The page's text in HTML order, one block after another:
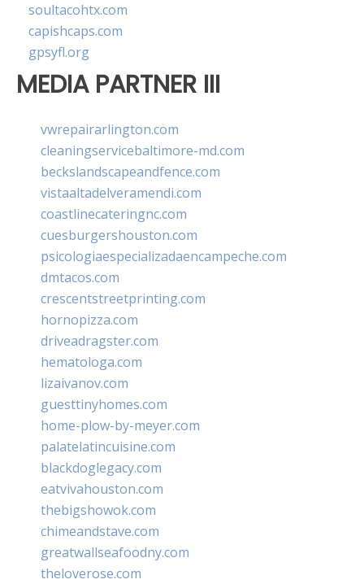
soultacohtx.com
capishcaps.com
gpsyfl.org
MEDIA PARTNER III
vwrepairarlington.com
cleaningservicebaltimore-md.com
beckslandscapeandfence.com
vistaaltadelveramendi.com
coastlinecateringnc.com
cuesburgershouston.com
psicologiaespecializadaencampeche.com
dmtacos.com
crescentstreetprinting.com
hornopizza.com
driveadragster.com
hematologa.com
lizaivanov.com
guesttinyhomes.com
home-plow-by-meyer.com
palatelatincuisine.com
blackdoglegacy.com
eatvivahouston.com
thebigshowok.com
chimeandstave.com
greatwallseafoodny.com
theloverose.com